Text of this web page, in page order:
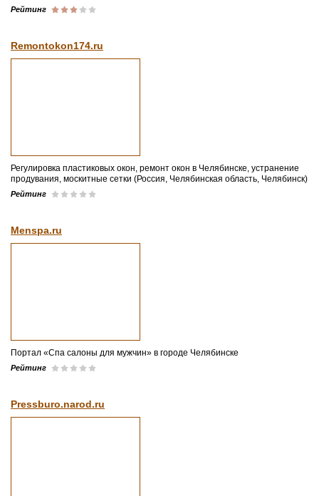
Рейтинг
Remontokon174.ru
Регулировка пластиковых окон, ремонт окон в Челябинске, устранение
продувания, москитные сетки (Россия, Челябинская область, Челябинск)
Рейтинг
Menspa.ru
Портал «Спа салоны для мужчин» в городе Челябинске
Рейтинг
Pressburo.narod.ru